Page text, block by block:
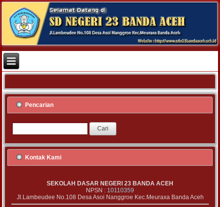
Pencarian
Kontak Kami
SEKOLAH DASAR NEGERI 23 BANDA ACEH
NPSN : 10110359
Jl.Lambeudee No.108 Desa Asoi Nanggroe Kec.Meuraxa Banda Aceh